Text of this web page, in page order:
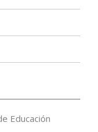
Educación